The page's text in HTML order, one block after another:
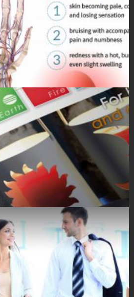
Strony Internetowe
Projekty Folderów